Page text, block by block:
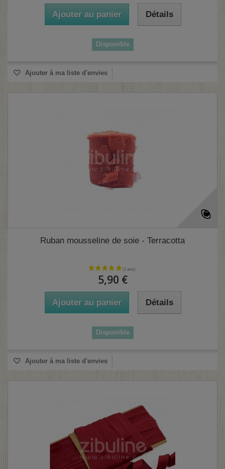
Ajouter au panier Détails
Disponible
Ajouter à ma liste d'envies
Ruban mousseline de soie - Terracotta
5,90 €
Ajouter au panier Détails
Disponible
Ajouter à ma liste d'envies